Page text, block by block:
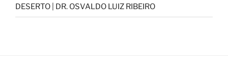
DESERTO | DR. OSVALDO LUIZ RIBEIRO